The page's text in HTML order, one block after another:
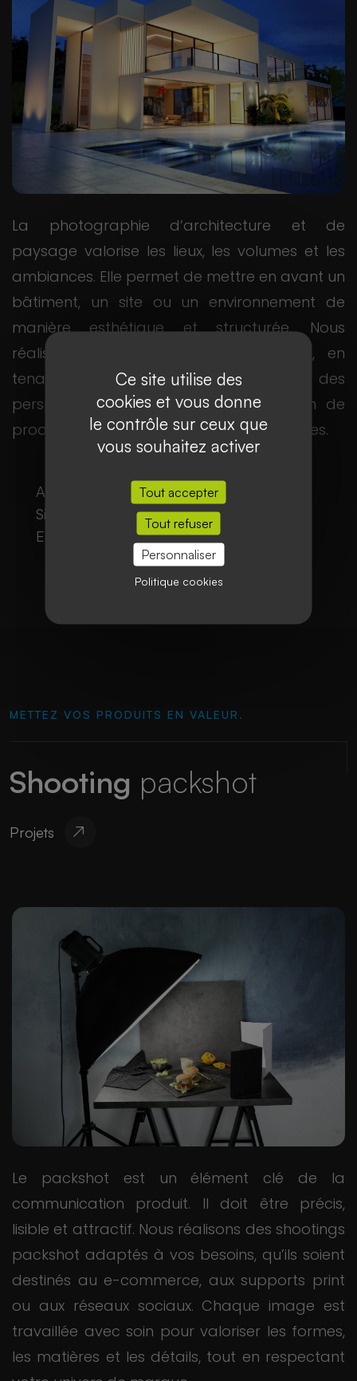
La photographie d’architecture et de
paysage valorise les lieux, les volumes et les
ambiances. Elle permet de mettre en avant un
bâtiment, un site ou un environnement de
manière esthétique et structurée. Nous
réalisons des prises de vue soignées, en
tenant compte de la lumière, des
perspectives et de la composition, afin de
produire des images fidèles et impactantes.
Architecture intérieure / extérieure
Sites professionnels
Environnements et paysages
METTEZ VOS PRODUITS EN VALEUR.
Shooting packshot
Projets
Le packshot est un élément clé de la
communication produit. Il doit être précis,
lisible et attractif. Nous réalisons des shootings
packshot adaptés à vos besoins, qu’ils soient
destinés au e-commerce, aux supports print
ou aux réseaux sociaux. Chaque image est
travaillée avec soin pour valoriser les formes,
les matières et les détails, tout en respectant
Ce site utilise des
cookies et vous donne
le contrôle sur ceux que
vous souhaitez activer
Tout accepter
Tout refuser
Personnaliser
Politique cookies